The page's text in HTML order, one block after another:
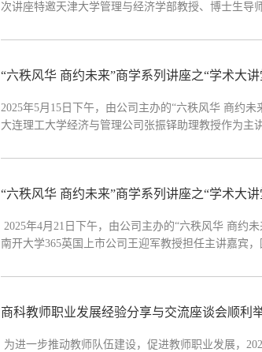
次讲座特邀天津大学管理与经济学部教授、博士生导
入理解投资者行为特...
“六秩风华 商约未来”商学系列讲座之“学术大
2025年5月15日下午，由公司主办的“六秩风华 商约
大连理工大学经济与管理公司张振铎助理教授作为主
了“挑战型压力”和...
“六秩风华 商约未来”商学系列讲座之“学术大
2025年4月21日下午，由公司主办的“六秩风华 商约
南开大学365英国上市公司王迎军教授担任主讲嘉宾
刊在提升审稿质量、推动学术研究...
商科教师职业发展经验分享与交流座谈会顺利
为进一步推动教师队伍建设，促进教师职业发展，